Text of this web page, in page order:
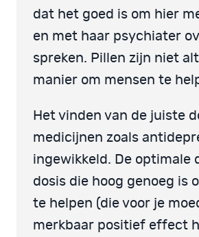
dat het goed is om hier
en met haar psychiater
spreken. Pillen zijn niet
manier om mensen te
Het vinden van de juiste
medicijnen zoals
ingewikkeld. De optimale
dosis die hoog genoeg is
te helpen (die voor je
merkbaar positief effect